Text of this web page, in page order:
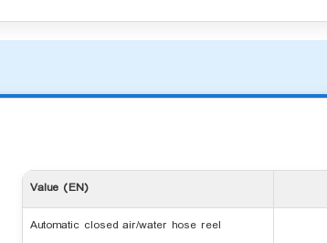
Value (EN)
Automatic closed air/water hose reel